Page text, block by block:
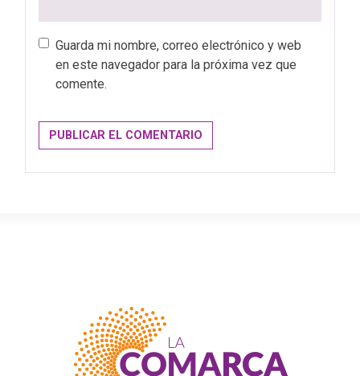
Guarda mi nombre, correo electrónico y web
en este navegador para la próxima vez que
comente.